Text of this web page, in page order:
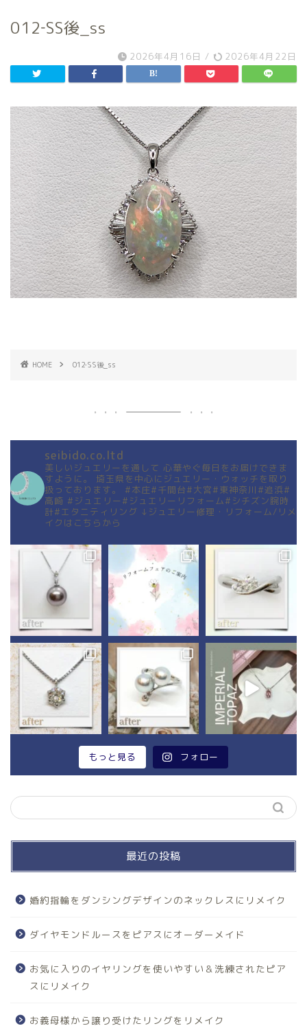
012‐SS後_ss
2026年4月16日 / 2026年4月22日
HOME 012‐SS後_ss
seibido.co.ltd
美しいジュエリーを通して 心華やぐ毎日をお届けできま
すように。
埼玉県を中心にジュエリー・ウォッチを取り
扱っております。
#本庄#千間台#大宮#東神奈川#追浜#
高崎 #ジュエリー#ジュエリーリフォーム#シチズン腕時
計#エタニティリング ↓ジュエリー修理・リフォーム/リメ
イクはこちらから
もっと見る フォロー
最近の投稿
婚約指輪をダンシングデザインのネックレスにリメイク
ダイヤモンドルースをピアスにオーダーメイド
お気に入りのイヤリングを使いやすい＆洗練されたピア
スにリメイク
お義母様から譲り受けたリングをリメイク